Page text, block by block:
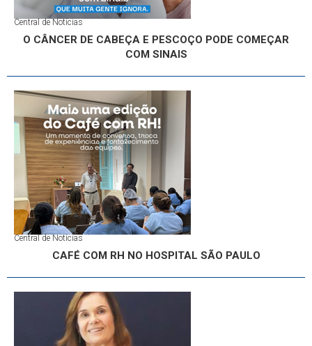
Central de Notícias
O CÂNCER DE CABEÇA E PESCOÇO PODE COMEÇAR
COM SINAIS
Central de Notícias
CAFÉ COM RH NO HOSPITAL SÃO PAULO